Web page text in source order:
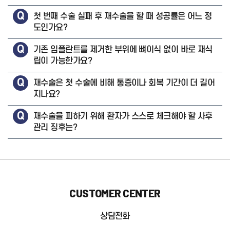
첫 번째 수술 실패 후 재수술을 할 때 성공률은 어느 정
도인가요?
기존 임플란트를 제거한 부위에 뼈이식 없이 바로 재식
립이 가능한가요?
재수술은 첫 수술에 비해 통증이나 회복 기간이 더 길어
지나요?
재수술을 피하기 위해 환자가 스스로 체크해야 할 사후
관리 징후는?
CUSTOMER CENTER
상담전화